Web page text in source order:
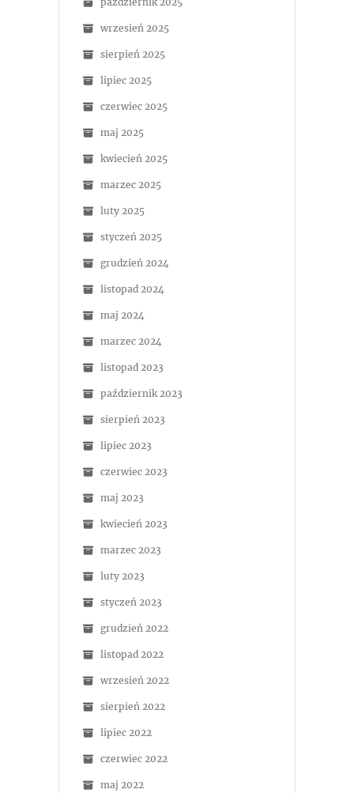
wrzesień 2025
sierpień 2025
lipiec 2025
czerwiec 2025
maj 2025
kwiecień 2025
marzec 2025
luty 2025
styczeń 2025
grudzień 2024
listopad 2024
maj 2024
marzec 2024
listopad 2023
październik 2023
sierpień 2023
lipiec 2023
czerwiec 2023
maj 2023
kwiecień 2023
marzec 2023
luty 2023
styczeń 2023
grudzień 2022
listopad 2022
wrzesień 2022
sierpień 2022
lipiec 2022
czerwiec 2022
maj 2022